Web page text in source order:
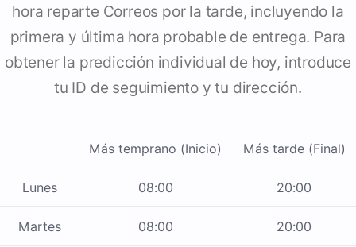
hora reparte Correos por la tarde, incluyendo la
primera y última hora probable de entrega. Para
obtener la predicción individual de hoy, introduce
tu ID de seguimiento y tu dirección.
Más temprano (Inicio) Más tarde (Final)
Lunes 08:00 20:00
Martes 08:00 20:00